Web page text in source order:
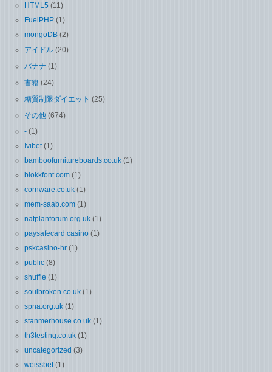
HTML5 (11)
FuelPHP (1)
mongoDB (2)
アイドル (20)
バナナ (1)
書籍 (24)
糖質制限ダイエット (25)
その他 (674)
- (1)
Ivibet(1)
bamboofurnitureboards.co.uk (1)
blokkfont.com (1)
cornware.co.uk (1)
mem-saab.com (1)
natplanforum.org.uk (1)
paysafecard casino (1)
pskcasino-hr (1)
public (8)
shuffle (1)
soulbroken.co.uk (1)
spna.org.uk (1)
stanmerhouse.co.uk (1)
th3testing.co.uk (1)
uncategorized (3)
weissbet(1)